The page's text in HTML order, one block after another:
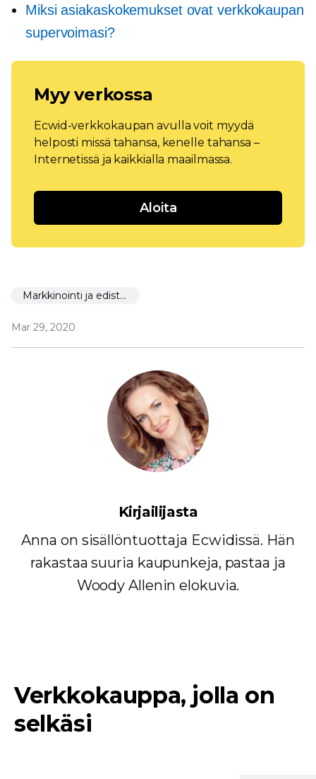
Miksi asiakaskokemukset ovat verkkokaupan
supervoimasi?
Myy verkossa
Ecwid-verkkokaupan avulla voit myydä
helposti missä tahansa, kenelle tahansa –
Internetissä ja kaikkialla maailmassa.
Aloita
Markkinointi ja edistäminen
Mar 29, 2020
Kirjailijasta
Anna on sisällöntuottaja Ecwidissä. Hän
rakastaa suuria kaupunkeja, pastaa ja
Woody Allenin elokuvia.
Verkkokauppa, jolla on
selkäsi